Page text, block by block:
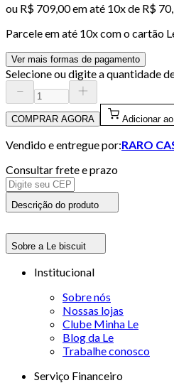
ou R$ 709,00em até 10x de R$
Parcele em até 10x com o cartão
Ver mais formas de pagamento
Selecione ou digite a quantidade
COMPRAR AGORA Adicionar
Vendido e entregue por:RARO
Consultar frete e prazo
Descrição do produto
Sobre a Le biscuit
Institucional
Sobre nós
Nossas lojas
Clube Minha Le
Blog da Le
Trabalhe conosco
Serviço Financeiro